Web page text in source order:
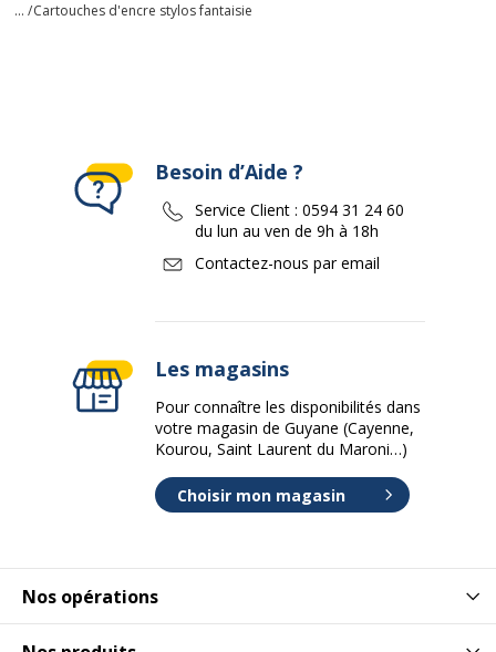
... /Cartouches d'encre stylos fantaisie
Nos opérations
Besoin d’Aide ?
Service Client : 0594 31 24 60
du lun au ven de 9h à 18h
Contactez-nous par email
Les magasins
Pour connaître les disponibilités dans
votre magasin de Guyane (Cayenne,
Kourou, Saint Laurent du Maroni…)
Choisir mon magasin